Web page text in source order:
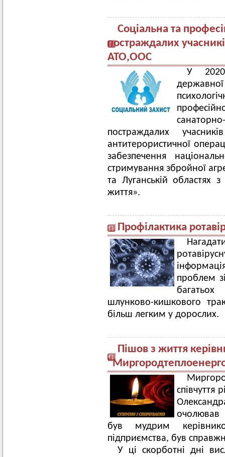
Соціальна та
постраждалих
АТО,ООС
У 2020
постраждалих
антитерористичної
забезпечення
стримування збройної
та Луганській
життя».
Профілактика
проблем
шлунково-кишкового
більш легким у дорослих.
Пішов з життя
співчуття
був мудрим
підприємства, був
У ці скорботні дні